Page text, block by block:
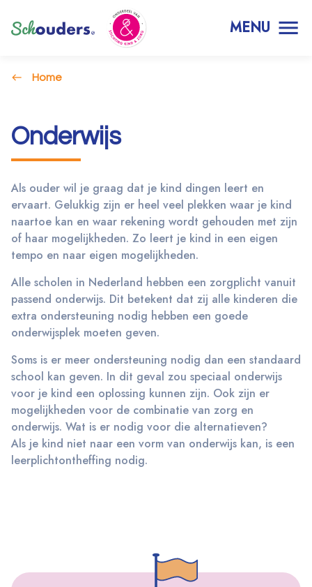
MENU
Home
Onderwijs
Als ouder wil je graag dat je kind dingen leert en
ervaart. Gelukkig zijn er heel veel plekken waar je kind
naartoe kan en waar rekening wordt gehouden met zijn
of haar mogelijkheden. Zo leert je kind in een eigen
tempo en naar eigen mogelijkheden.
Alle scholen in Nederland hebben een zorgplicht vanuit
passend onderwijs. Dit betekent dat zij alle kinderen die
extra ondersteuning nodig hebben een goede
onderwijsplek moeten geven.
Soms is er meer ondersteuning nodig dan een standaard
school kan geven. In dit geval zou speciaal onderwijs
voor je kind een oplossing kunnen zijn. Ook zijn er
mogelijkheden voor de combinatie van zorg en
onderwijs. Wat is er nodig voor die alternatieven?
Als je kind niet naar een vorm van onderwijs kan, is een
leerplichtontheffing nodig.